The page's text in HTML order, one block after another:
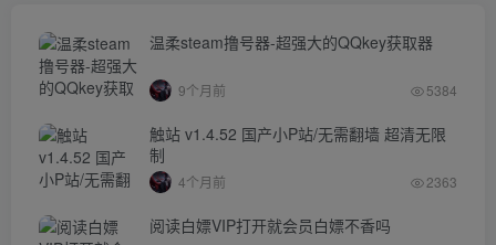
温柔steam撸号器-超强大的QQkey获取器
9个月前 5384
触站 v1.4.52 国产小P站/无需翻墙 超清无限
制
4个月前 2363
阅读白嫖VIP打开就会员白嫖不香吗